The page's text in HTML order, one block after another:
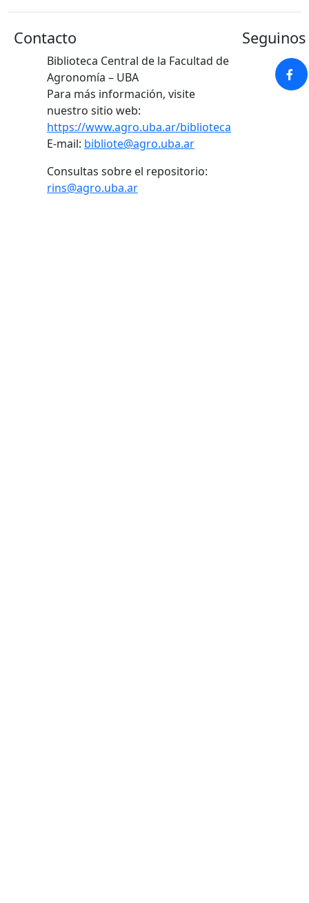
Contacto
Biblioteca Central de la Facultad de
Agronomía – UBA
Para más información, visite
nuestro sitio web:
https://www.agro.uba.ar/biblioteca
E-mail: bibliote@agro.uba.ar
Consultas sobre el repositorio:
rins@agro.uba.ar